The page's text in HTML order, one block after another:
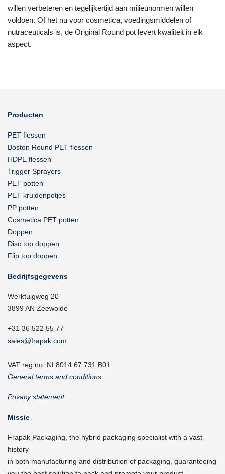
willen verbeteren en tegelijkertijd aan milieunormen willen
voldoen. Of het nu voor cosmetica, voedingsmiddelen of
nutraceuticals is, de Original Round pot levert kwaliteit in elk
aspect.
Producten
PET flessen
Boston Round PET flessen
HDPE flessen
Trigger Sprayers
PET potten
PET kruidenpotjes
PP potten
Cosmetica PET potten
Doppen
Disc top doppen
Flip top doppen
Bedrijfsgegevens
Werktuigweg 20
3899 AN Zeewolde
+31 36 522 55 77
sales@frapak.com
VAT reg.no. NL8014.67.731.B01
General terms and conditions
Privacy statement
Missie
Frapak Packaging, the hybrid packaging specialist with a vast
history
in both manufacturing and distribution of packaging, guaranteeing